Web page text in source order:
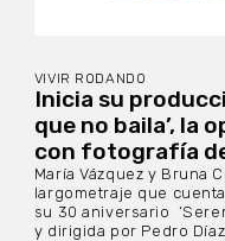
VIVIR RODANDO
Inicia su
que no baila’, la
con fotografía
María Vázquez y Bruna
largometraje que
su 30 aniversario
y dirigida por Pedro